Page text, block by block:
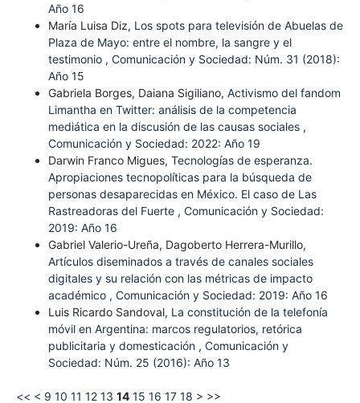
Año 16
María Luisa Diz, Los spots para televisión de Abuelas de
Plaza de Mayo: entre el nombre, la sangre y el
testimonio , Comunicación y Sociedad: Núm. 31 (2018):
Año 15
Gabriela Borges, Daiana Sigiliano, Activismo del fandom
Limantha en Twitter: análisis de la competencia
mediática en la discusión de las causas sociales ,
Comunicación y Sociedad: 2022: Año 19
Darwin Franco Migues, Tecnologías de esperanza.
Apropiaciones tecnopolíticas para la búsqueda de
personas desaparecidas en México. El caso de Las
Rastreadoras del Fuerte , Comunicación y Sociedad:
2019: Año 16
Gabriel Valerio-Ureña, Dagoberto Herrera-Murillo,
Artículos diseminados a través de canales sociales
digitales y su relación con las métricas de impacto
académico , Comunicación y Sociedad: 2019: Año 16
Luis Ricardo Sandoval, La constitución de la telefonía
móvil en Argentina: marcos regulatorios, retórica
publicitaria y domesticación , Comunicación y
Sociedad: Núm. 25 (2016): Año 13
<< < 9 10 11 12 13 14 15 16 17 18 > >>